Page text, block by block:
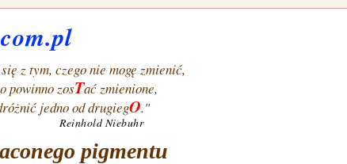
z tym, czego nie mogę zmienić,
powinno zosTać zmienione,
jedno od drugiegO."
Reinhold Niebuhr
pigmentu